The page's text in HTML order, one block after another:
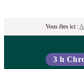
Vous êtes ici :
3 h